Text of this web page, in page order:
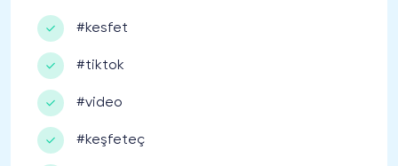
#kesfet
#tiktok
#video
#keşfeteç